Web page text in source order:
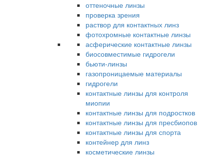
оттеночные линзы
проверка зрения
раствор для контактных линз
фотохромные контактные линзы
асферические контактные линзы
биосовместимые гидрогели
бьюти-линзы
газопроницаемые материалы
гидрогели
контактные линзы для контроля
миопии
контактные линзы для подростков
контактные линзы для пресбиопов
контактные линзы для спорта
контейнер для линз
косметические линзы